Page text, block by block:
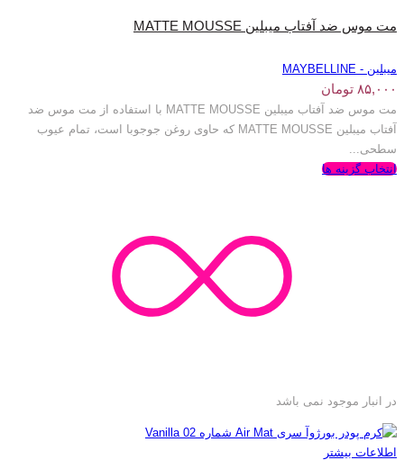
مت موس ضد آفتاب میبلین MATTE MOUSSE
میبلین - MAYBELLINE
۸۵,۰۰۰ تومان
مت موس ضد آفتاب میبلین MATTE MOUSSE با استفاده از مت موس ضد
آفتاب میبلین MATTE MOUSSE که حاوی روغن جوجوبا است، تمام عیوب
سطحی...
انتخاب گزینه ها
در انبار موجود نمی باشد
اطلاعات بیشتر